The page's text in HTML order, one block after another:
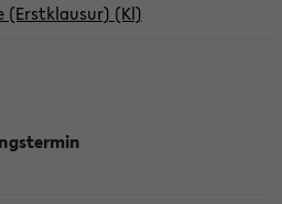
(Erstklausur) (Kl)